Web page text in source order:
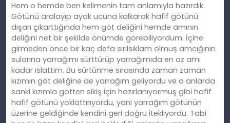
Hem o hemde ben kelimenin tam anlamıyla hazırdık.
Götünü aralayıp ayak ucuna kalkarak hafif götünü
dışarı çıkarttığında hem göt deliğini hemde amının
deliğini net bir şekilde önümde görebiliyordum. İçine
girmeden önce bir kaç defa sırılsıklam olmuş amcığının
sularına yarrağımı sürttürüp yarrağımıda en az amı
kadar ıslattım. Bu sürtünme sırasında zaman zaman
kızımın göt deliğine de yarrağım geliyordu ve o anlarda
sanki kızımla götten sikiş için hazırlanıyormuş gibi hafif
hafif götünü yoklattırıyordu, yani yarrağım götünün
üzerine geldiğinde kendini geri doğru itekliyordu. Tabi